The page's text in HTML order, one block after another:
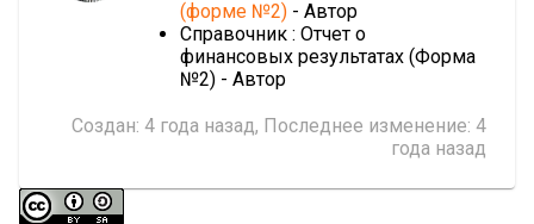
(форме №2) - Автор
Справочник : Отчет о
финансовых результатах (Форма
№2) - Автор
Создан: 4 года назад, Последнее изменение: 4
года назад